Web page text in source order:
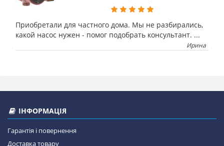
Приобретали для частного дома. Мы не разбирались,
какой насос нужен - помог подобрать консультант. ...
Ирина
ІНФОРМАЦІЯ
Гарантія і повернення
Доставка товару